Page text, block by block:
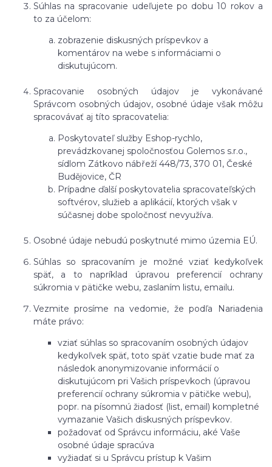
Súhlas na spracovanie udeľujete po dobu 10 rokov a
to za účelom:
zobrazenie diskusných príspevkov a
komentárov na webe s informáciami o
diskutujúcom.
Spracovanie osobných údajov je vykonávané
Správcom osobných údajov, osobné údaje však môžu
spracovávať aj títo spracovatelia:
Poskytovateľ služby Eshop-rychlo,
prevádzkovanej spoločnosťou Golemos s.r.o.,
sídlom Zátkovo nábřeží 448/73, 370 01, České
Budějovice, ČR
Prípadne ďalší poskytovatelia spracovateľských
softvérov, služieb a aplikácií, ktorých však v
súčasnej dobe spoločnosť nevyužíva.
Osobné údaje nebudú poskytnuté mimo územia EÚ.
Súhlas so spracovaním je možné vziať kedykoľvek
späť, a to napríklad úpravou preferencií ochrany
súkromia v pätičke webu, zaslaním listu, emailu.
Vezmite prosíme na vedomie, že podľa Nariadenia
máte právo:
vziať súhlas so spracovaním osobných údajov
kedykoľvek späť, toto späť vzatie bude mať za
následok anonymizovanie informácií o
diskutujúcom pri Vašich príspevkoch (úpravou
preferencií ochrany súkromia v pätičke webu),
popr. na písomnú žiadosť (list, email) kompletné
vymazanie Vašich diskusných príspevkov.
požadovať od Správcu informáciu, aké Vaše
osobné údaje spracúva
vyžiadať si u Správcu prístup k Vašim